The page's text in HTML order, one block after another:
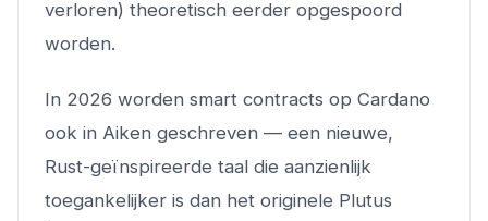
verloren) theoretisch eerder opgespoord
worden.
In 2026 worden smart contracts op Cardano
ook in Aiken geschreven — een nieuwe,
Rust-geïnspireerde taal die aanzienlijk
toegankelijker is dan het originele Plutus